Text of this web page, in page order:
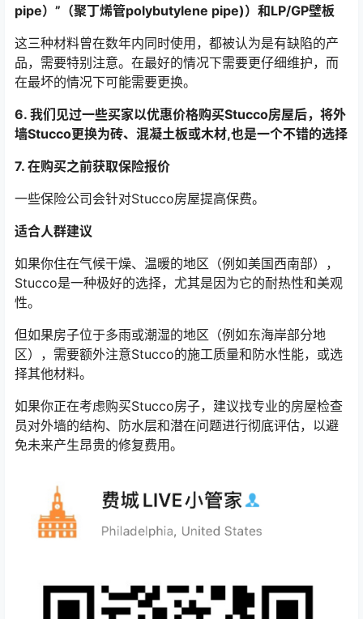
pipe）”（聚丁烯管polybutylene pipe)）和LP/GP壁板
这三种材料曾在数年内同时使用，都被认为是有缺陷的产
品，需要特别注意。在最好的情况下需要更仔细维护，而
在最坏的情况下可能需要更换。
6. 我们见过一些买家以优惠价格购买Stucco房屋后，将外
墙Stucco更换为砖、混凝土板或木材,也是一个不错的选择
7. 在购买之前获取保险报价
一些保险公司会针对Stucco房屋提高保费。
适合人群建议
如果你住在气候干燥、温暖的地区（例如美国西南部），
Stucco是一种极好的选择，尤其是因为它的耐热性和美观
性。
但如果房子位于多雨或潮湿的地区（例如东海岸部分地
区），需要额外注意Stucco的施工质量和防水性能，或选
择其他材料。
如果你正在考虑购买Stucco房子，建议找专业的房屋检查
员对外墙的结构、防水层和潜在问题进行彻底评估，以避
免未来产生昂贵的修复费用。